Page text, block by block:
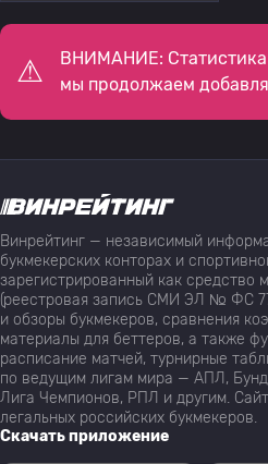
ВНИМАНИЕ: Статистика
мы продолжаем
Винрейтинг — независимый
букмекерских конторах и
зарегистрированный как средство
(реестровая запись СМИ ЭЛ № ФС
и обзоры букмекеров, сравнения
материалы для беттеров, а также
расписание матчей, турнирные
по ведущим лигам мира — АПЛ,
Лига Чемпионов, РПЛ и другим.
легальных российских букмекеров.
Скачать приложение